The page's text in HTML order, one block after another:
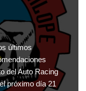
últimos
del Auto Racing
próximo día 21